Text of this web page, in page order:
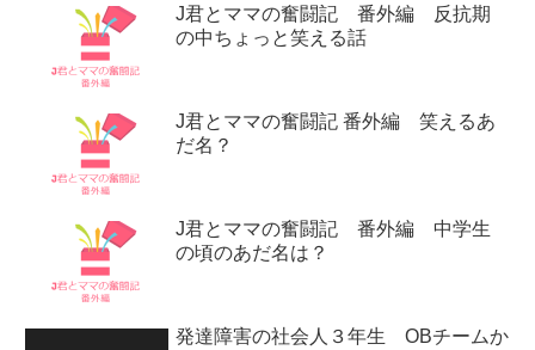
J君とママの奮闘記 番外編 反抗期
の中ちょっと笑える話
J君とママの奮闘記 番外編 笑えるあ
だ名？
J君とママの奮闘記 番外編 中学生
の頃のあだ名は？
発達障害の社会人３年生 OBチームか